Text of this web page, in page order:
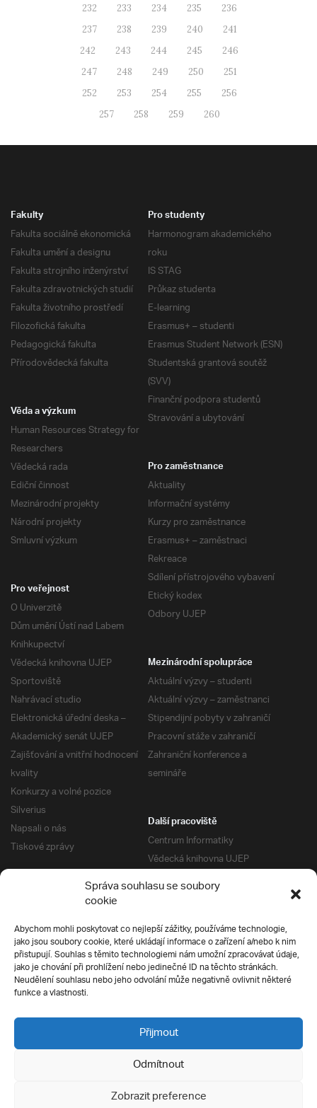
Správa souhlasu se soubory
cookie
Abychom mohli poskytovat co nejlepší zážitky, používáme technologie,
jako jsou soubory cookie, které ukládají informace o zařízení a/nebo k nim
přistupují. Souhlas s těmito technologiemi nám umožní zpracovávat údaje,
jako je chování při prohlížení nebo jedinečné ID na těchto stránkách.
Neudělení souhlasu nebo jeho odvolání může negativně ovlivnit některé
funkce a vlastnosti.
Přijmout
Odmítnout
Zobrazit preference
232
233 234 235
236
237
238 239 240
241
242
243 244 245
246
247
248 249 250
251
252
253 254 255
256
257
258 259 260
Fakulty
Fakulta sociálně ekonomická
Fakulta umění a designu
Fakulta strojního inženýrství
Fakulta zdravotnických studií
Fakulta životního prostředí
Filozofická fakulta
Pedagogická fakulta
Přírodovědecká fakulta
Pro studenty
Harmonogram akademického
roku
IS STAG
Průkaz studenta
E-learning
Erasmus+ – studenti
Erasmus Student Network (ESN)
Studentská grantová soutěž
(SVV)
Finanční podpora studentů
Stravování a ubytování
Věda a výzkum
Human Resources Strategy for
Researchers
Vědecká rada
Ediční činnost
Mezinárodní projekty
Národní projekty
Smluvní výzkum
Pro zaměstnance
Aktuality
Informační systémy
Kurzy pro zaměstnance
Erasmus+ – zaměstnaci
Rekreace
Sdílení přístrojového vybavení
Etický kodex
Odbory UJEP
Pro veřejnost
O Univerzitě
Dům umění Ústí nad Labem
Knihkupectví
Vědecká knihovna UJEP
Sportoviště
Nahrávací studio
Elektronická úřední deska –
Akademický senát UJEP
Zajišťování a vnitřní hodnocení
kvality
Konkurzy a volné pozice
Silverius
Napsali o nás
Tiskové zprávy
Mezinárodní spolupráce
Aktuální výzvy – studenti
Aktuální výzvy – zaměstnanci
Stipendijní pobyty v zahraničí
Pracovní stáže v zahraničí
Zahraniční konference a
semináře
Další pracoviště
Centrum Informatiky
Vědecká knihovna UJEP
Správa kolejí a menz
Univerzitní centrum podpory
Silverius
Pro uchazeče
Přijímací řízení
E-prihlaska
Přípravné kurzy
Ochrana soukromí
Všechna práva vyhrazena